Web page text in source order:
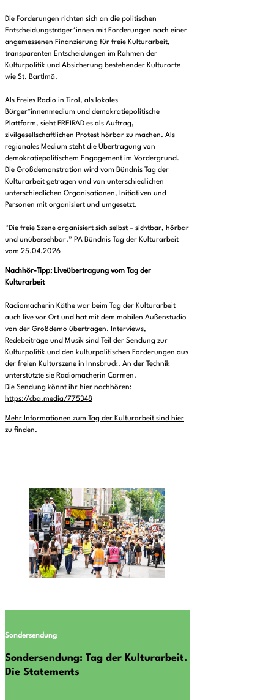
Die Forderungen richten sich an die politischen
Entscheidungsträger*innen mit Forderungen nach einer
angemessenen Finanzierung für freie Kulturarbeit,
transparenten Entscheidungen im Rahmen der
Kulturpolitik und Absicherung bestehender Kulturorte
wie St. Bartlmä.
Als Freies Radio in Tirol, als lokales
Bürger*innenmedium und demokratiepolitische
Plattform, sieht FREIRAD es als Auftrag,
zivilgesellschaftlichen Protest hörbar zu machen. Als
regionales Medium steht die Übertragung von
demokratiepolitischem Engagement im Vordergrund.
Die Großdemonstration wird vom Bündnis Tag der
Kulturarbeit getragen und von unterschiedlichen
unterschiedlichen Organisationen, Initiativen und
Personen mit organisiert und umgesetzt.
“Die freie Szene organisiert sich selbst – sichtbar, hörbar
und unübersehbar.” PA Bündnis Tag der Kulturarbeit
vom 25.04.2026
Nachhör-Tipp: Liveübertragung vom Tag der
Kulturarbeit
Radiomacherin Käthe war beim Tag der Kulturarbeit
auch live vor Ort und hat mit dem mobilen Außenstudio
von der Großdemo übertragen. Interviews,
Redebeiträge und Musik sind Teil der Sendung zur
Kulturpolitik und den kulturpolitischen Forderungen aus
der freien Kulturszene in Innsbruck. An der Technik
unterstützte sie Radiomacherin Carmen.
Die Sendung könnt ihr hier nachhören:
https://cba.media/775348
Mehr Informationen zum Tag der Kulturarbeit sind hier
zu finden.
Sondersendung
Sondersendung: Tag der Kulturarbeit.
Die Statements